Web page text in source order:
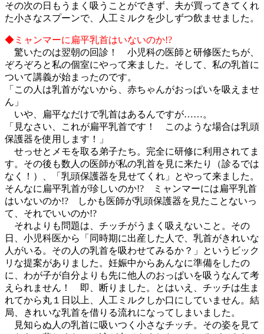
その次の日もうまく吸うことができず、夫が買ってきてくれ
た小さなスプーンで、人工ミルクを少しずつ飲ませました。
◆ミャンマーに扁平乳首はいないのか!?
驚いたのは翌朝の回診！ 小児科の医師と研修医たちが、
ぞろぞろと私の個室にやって来ました。そして、私の乳首に
ついて講義が始まったのです。
「この人は乳首がないから、赤ちゃんがおっぱいを吸えませ
ん」
いや、扁平なだけで乳首はあるんですが……。
「見なさい、これが扁平乳首です！ このような場合は乳頭
保護器を使用します！」
せっせとメモを取る弟子たち。完全に研修に利用されてま
す。その後も数人の医師が私の乳首を見に来たり（診るでは
なく！）、「乳頭保護器を見せてくれ」とやって来ました。
そんなに扁平乳首が珍しいのか!? ミャンマーには扁平乳首
はいないのか!? しかも医師が乳頭保護器を見たことないっ
て、それでいいのか!?
それよりも問題は、チッチがうまく吸えないこと。その
日、小児科医から「同時期に出産した人で、乳首がきれいな
人がいる。その人の乳首を吸わせてみるか？」というビック
リな提案がありました。妊娠中からあんなに準備をしたの
に、わが子が自分よりも先に他人のおっぱいを吸うなんて考
えられません！ 即、断りました。とはいえ、チッチは生ま
れてから丸１日以上、人工ミルクしか口にしていません。結
局、きれいな乳首を借りる流れになってしまいました。
見知らぬ人の乳首に吸いつく小さなチッチ。その姿を見て